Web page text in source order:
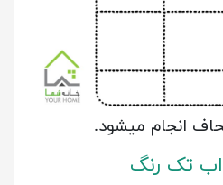
انجام میشود.
تک رنگ